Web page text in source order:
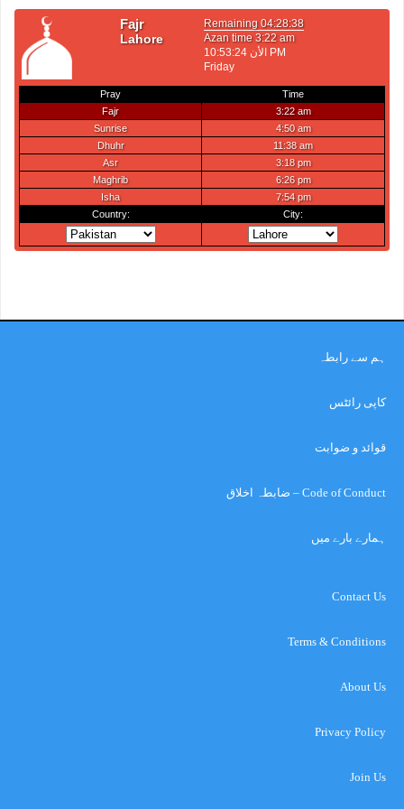
ہم سے رابطہ
کاپی رائٹس
قوائد و ضوابت
Code of Conduct – ضابطہ اخلاق
ہمارے بارے میں
Contact Us
Terms & Conditions
About Us
Privacy Policy
Join Us